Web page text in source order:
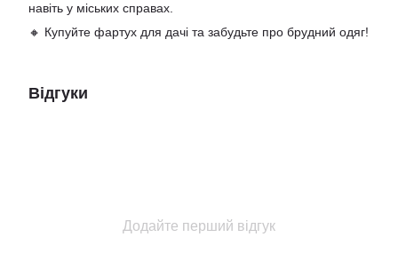
навіть у міських справах.
🔸 Купуйте фартух для дачі та забудьте про брудний одяг!
Відгуки
Додайте перший відгук